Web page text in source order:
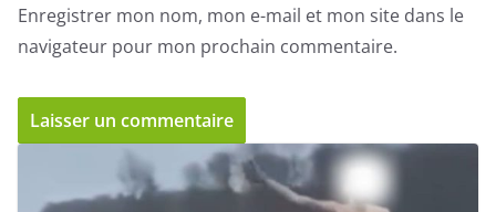
Enregistrer mon nom, mon e-mail et mon site dans le
navigateur pour mon prochain commentaire.